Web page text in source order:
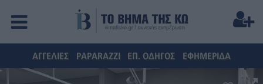
ΑΓΓΕΛΙΕΣ PAPARAZZI ΕΠ. ΟΔΗΓΟΣ ΕΦΗΜΕΡΙΔΑ